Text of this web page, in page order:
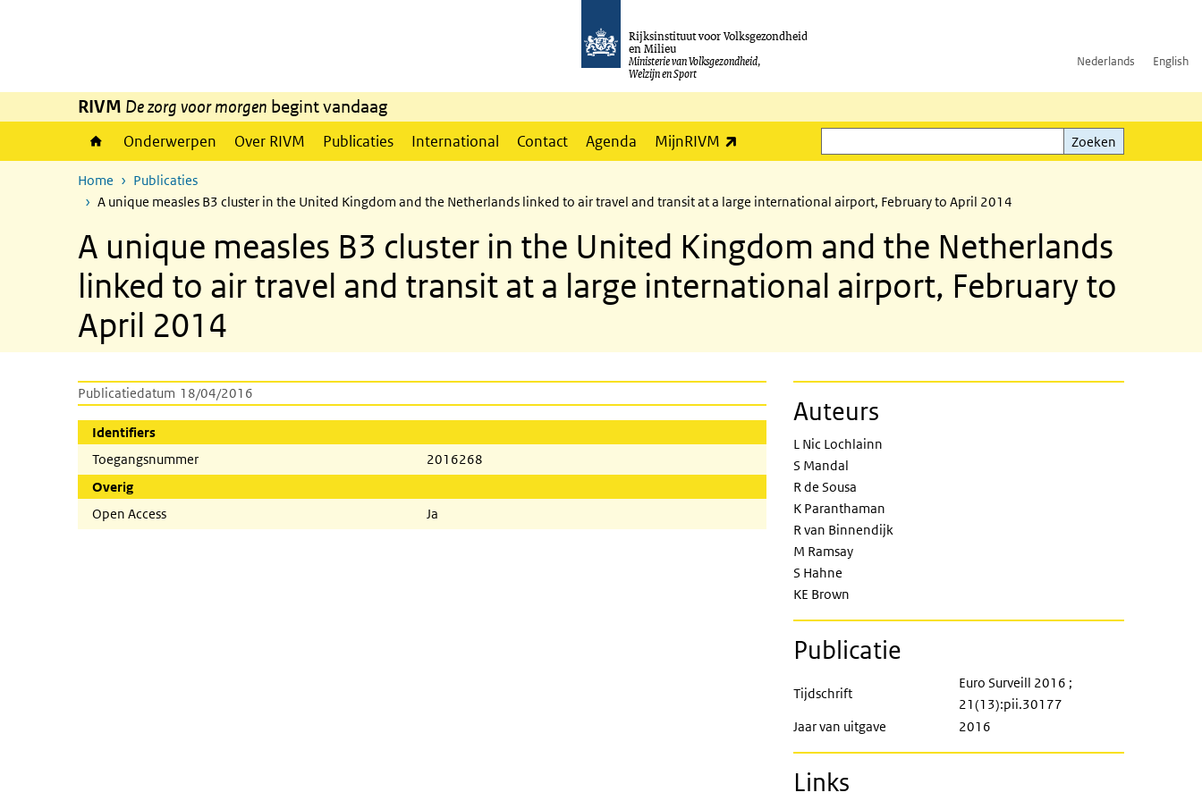
Rijksinstituut voor Volksgezondheid
en Milieu
Ministerie van Volksgezondheid,
Welzijn en Sport
Nederlands English
RIVM De zorg voor morgen begint vandaag
Onderwerpen Over RIVM Publicaties International Contact Agenda MijnRIVM
Zoeken
Zoeken
Home
Publicaties
A unique measles B3 cluster in the United Kingdom and the Netherlands linked to air travel and transit at a large international airport, February to April 2014
A unique measles B3 cluster in the United Kingdom and the Netherlands
linked to air travel and transit at a large international airport, February to
April 2014
Publicatiedatum 18/04/2016
Identifiers
Toegangsnummer
2016268
Overig
Open Access
Ja
Auteurs
L Nic Lochlainn
S Mandal
R de Sousa
K Paranthaman
R van Binnendijk
M Ramsay
S Hahne
KE Brown
Publicatie
Tijdschrift
Euro Surveill 2016 ;
21(13):pii.30177
Jaar van uitgave
2016
Links